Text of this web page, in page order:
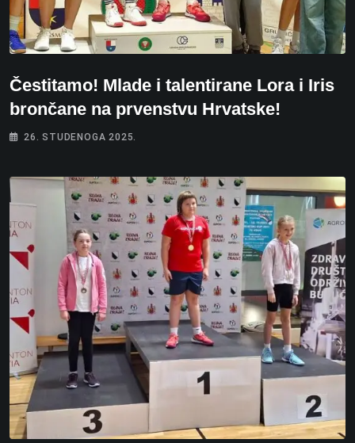
Čestitamo! Mlade i talentirane Lora i Iris
brončane na prvenstvu Hrvatske!
26. STUDENOGA 2025.